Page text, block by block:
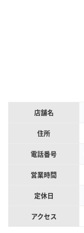
店舗名
住所
電話番号
営業時間
定休日
アクセス